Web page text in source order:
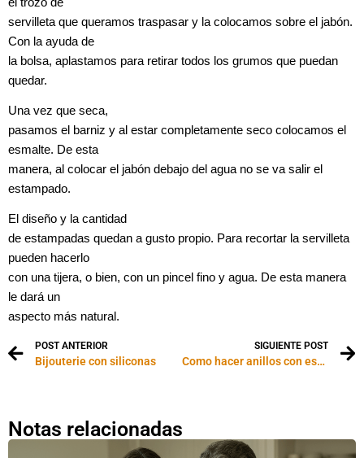
servilleta que queramos traspasar y la colocamos sobre el jabón.
Con la ayuda de
la bolsa, aplastamos para retirar todos los grumos que puedan
quedar.
Una vez que seca,
pasamos el barniz y al estar completamente seco colocamos el
esmalte. De esta
manera, al colocar el jabón debajo del agua no se va salir el
estampado.
El diseño y la cantidad
de estampadas quedan a gusto propio. Para recortar la servilleta
pueden hacerlo
con una tijera, o bien, con un pincel fino y agua. De esta manera
le dará un
aspecto más natural.
POST ANTERIOR
Bijouterie con siliconas
SIGUIENTE POST
Como hacer anillos con esmalte
Notas relacionadas